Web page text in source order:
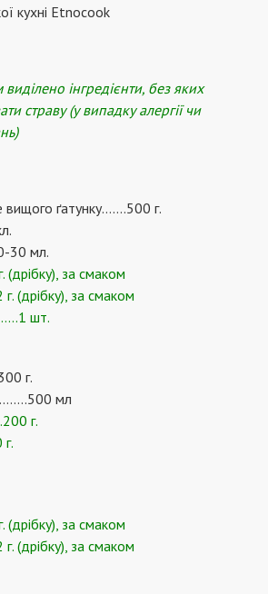
кухні Etnocook
інгредієнти, без яких
страву (у випадку алергії чи
ґатунку…….500 г.
30 мл.
за смаком
(дрібку), за смаком
шт.
г.
мл
г.
за смаком
(дрібку), за смаком